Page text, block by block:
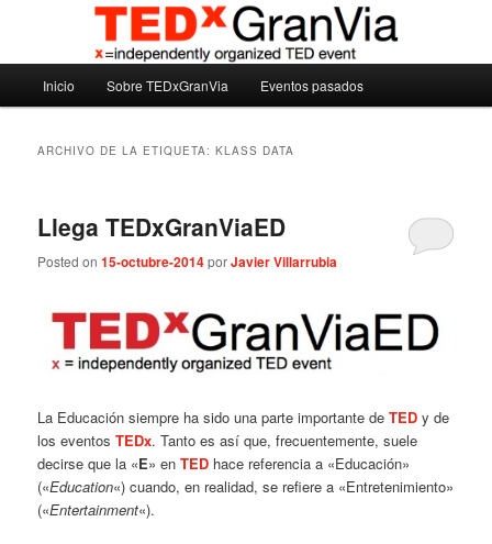
principal
secundarioTEDxGranVia
Madrid – España – Spain
Inicio Sobre TEDxGranVia Eventos pasados
ARCHIVO DE LA ETIQUETA:KLASS DATA
Llega TEDxGranViaED
Posted on15-octubre-2014porJavier Villarrubia
La Educación siempre ha sido una parte importante deTED y de
los eventosTEDx. Tanto es así que, frecuentemente, suele
decirse que la «E» enTED hace referencia a «Educación»
(«Education«) cuando, en realidad, se refiere a «Entretenimiento»
(«Entertainment«).